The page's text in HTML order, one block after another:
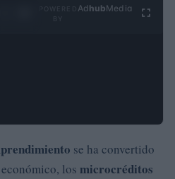
Ad hubMedia
se ha convertido
los microcréditos